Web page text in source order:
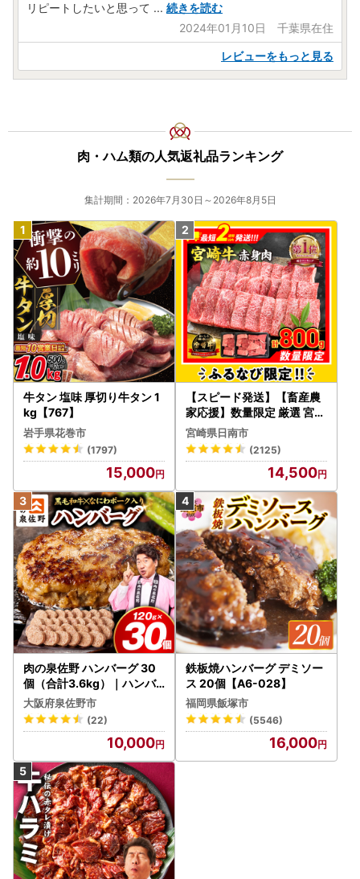
リピートしたいと思って ... 続きを読む
2024年01月10日 千葉県在住
レビューをもっと見る
肉・ハム類の人気返礼品ランキング
集計期間：2026年7月30日～2026年8月5日
牛タン 塩味 厚切り牛タン 1
kg【767】
岩手県花巻市
(1797)
15,000
【スピード発送】【畜産農
家応援】数量限定 厳選 宮崎
牛 赤身 焼肉 計800g FN-Li
mited-PR_BDV5-26-2W
宮崎県日南市
(2125)
14,500
肉の泉佐野 ハンバーグ 30
個（合計3.6kg）｜ハンバ
ーグ 訳あり 黒毛和牛×なに
わポーク
大阪府泉佐野市
(22)
10,000
鉄板焼ハンバーグ デミソー
ス 20個【A6-028】
福岡県飯塚市
(5546)
16,000